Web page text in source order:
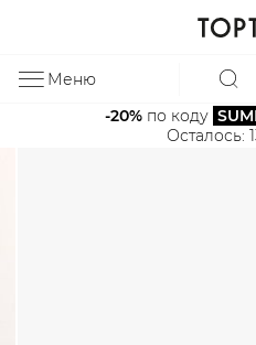
Меню
-20% по коду
Осталось: